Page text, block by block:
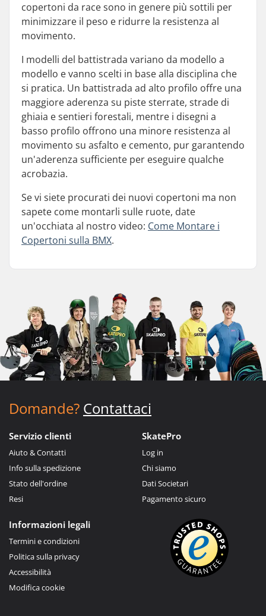
copertoni da race sono in genere più sottili per
minimizzare il peso e ridurre la resistenza al
movimento.
I modelli del battistrada variano da modello a
modello e vanno scelti in base alla disciplina che
si pratica. Un battistrada ad alto profilo offre una
maggiore aderenza su piste sterrate, strade di
ghiaia e sentieri forestali, mentre i disegni a
basso profilo offrono una minore resistenza al
movimento su asfalto e cemento, pur garantendo
un'aderenza sufficiente per eseguire qualche
acrobazia.
Se vi siete procurati dei nuovi copertoni ma non
sapete come montarli sulle ruote, date
un'occhiata al nostro video: Come Montare i
Copertoni sulla BMX.
Domande? Contattaci
Servizio clienti
Aiuto & Contatti
Info sulla spedizione
Stato dell'ordine
Resi
SkatePro
Log in
Chi siamo
Dati Societari
Pagamento sicuro
Informazioni legali
Termini e condizioni
Politica sulla privacy
Accessibilità
Modifica cookie